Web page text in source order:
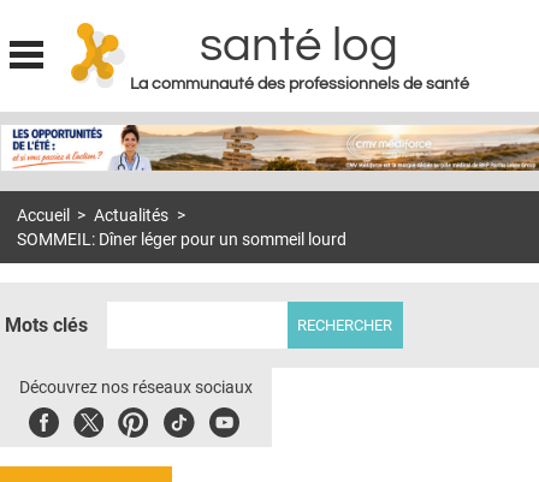
Jump to navigation
santé log
La communauté des professionnels de santé
MON COMPTE
S'ABONNER À LA REVUE SOIN À DOMICILE
DOSSIERS
E-REVUE SAD
Accueil > Actualités >
SOMMEIL: Dîner léger pour un sommeil lourd
Mots clés
Découvrez nos réseaux sociaux
FacebookTwitterPinterest
TiktokYoubute